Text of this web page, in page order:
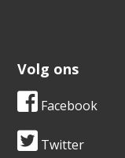
Volg ons
Facebook
Twitter